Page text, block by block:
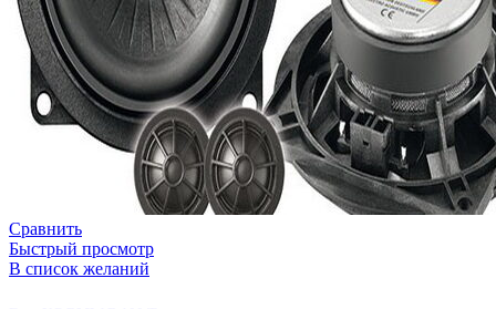
Сравнить
Быстрый просмотр
В список желаний